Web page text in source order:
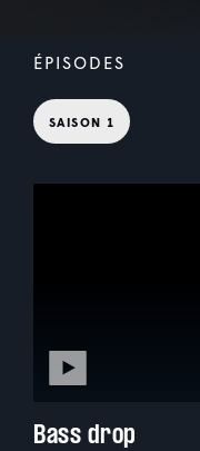
ÉPISODES
SAISON 1
Bass drop